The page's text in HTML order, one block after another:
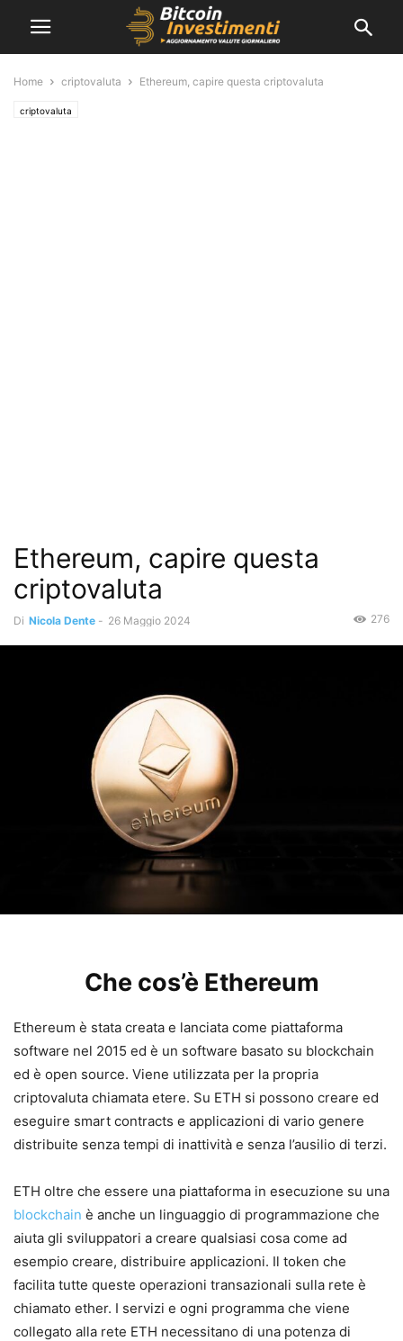
Home criptovaluta Ethereum, capire questa criptovaluta
criptovaluta
Ethereum, capire questa
criptovaluta
Di Nicola Dente - 26 Maggio 2024 276
Che cos’è Ethereum
Ethereum è stata creata e lanciata come piattaforma
software nel 2015 ed è un software basato su blockchain
ed è open source. Viene utilizzata per la propria
criptovaluta chiamata etere. Su ETH si possono creare ed
eseguire smart contracts e applicazioni di vario genere
distribuite senza tempi di inattività e senza l’ausilio di terzi.
ETH oltre che essere una piattaforma in esecuzione su una
blockchain è anche un linguaggio di programmazione che
aiuta gli sviluppatori a creare qualsiasi cosa come ad
esempio creare, distribuire applicazioni. Il token che
facilita tutte queste operazioni transazionali sulla rete è
chiamato ether. I servizi e ogni programma che viene
collegato alla rete ETH necessitano di una potenza di